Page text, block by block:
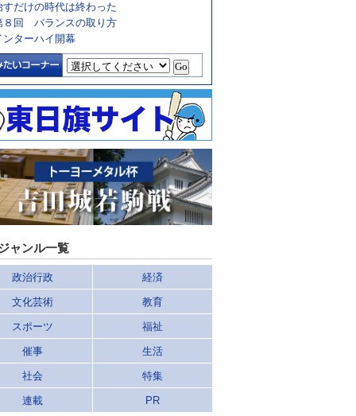
すだけの時代は終わった
８回 バランスの取り方
ンターハイ開幕
ャンル一覧
政治行政 経済
文化芸術 教育
スポーツ 福祉
催事 生活
社会 特集
連載 PR